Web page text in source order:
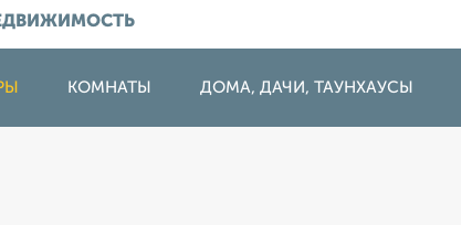
КОМНАТЫ ДОМА, ДАЧИ, ТАУНХАУСЫ